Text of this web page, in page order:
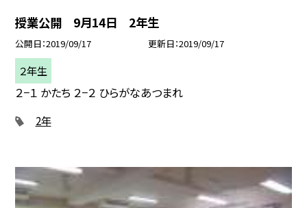
授業公開 9月14日 2年生
公開日 2019/09/17 更新日 2019/09/17
２年生
２−１ かたち ２−２ ひらがなあつまれ
2年